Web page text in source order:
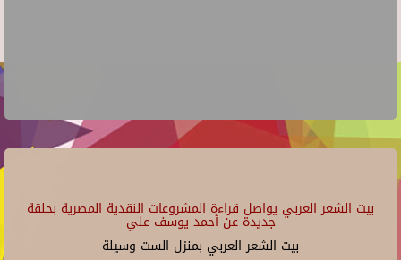
بيت الشعر العربي يواصل قراءة المشروعات النقدية المصرية بحلقة
جديدة عن أحمد يوسف علي
بيت الشعر العربي بمنزل الست وسيلة